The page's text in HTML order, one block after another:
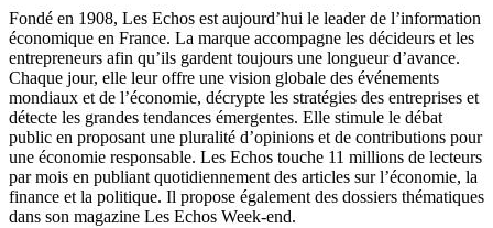
Fondé en 1908, Les Echos est aujourd’hui le leader de l’information
économique en France. La marque accompagne les décideurs et les
entrepreneurs afin qu’ils gardent toujours une longueur d’avance.
Chaque jour, elle leur offre une vision globale des événements
mondiaux et de l’économie, décrypte les stratégies des entreprises et
détecte les grandes tendances émergentes. Elle stimule le débat
public en proposant une pluralité d’opinions et de contributions pour
une économie responsable. Les Echos touche 11 millions de lecteurs
par mois en publiant quotidiennement des articles sur l’économie, la
finance et la politique. Il propose également des dossiers thématiques
dans son magazine Les Echos Week-end.